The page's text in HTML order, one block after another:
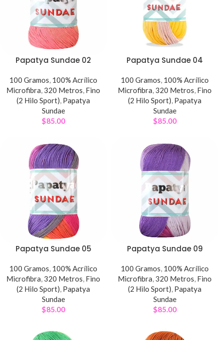
Papatya Sundae 02
100 Gramos, 100% Acrílico
Microfibra, 320 Metros, Fino
(2 Hilo Sport), Papatya
Sundae
$85.00
Papatya Sundae 04
100 Gramos, 100% Acrílico
Microfibra, 320 Metros, Fino
(2 Hilo Sport), Papatya
Sundae
$85.00
Papatya Sundae 05
100 Gramos, 100% Acrílico
Microfibra, 320 Metros, Fino
(2 Hilo Sport), Papatya
Sundae
$85.00
Papatya Sundae 09
100 Gramos, 100% Acrílico
Microfibra, 320 Metros, Fino
(2 Hilo Sport), Papatya
Sundae
$85.00